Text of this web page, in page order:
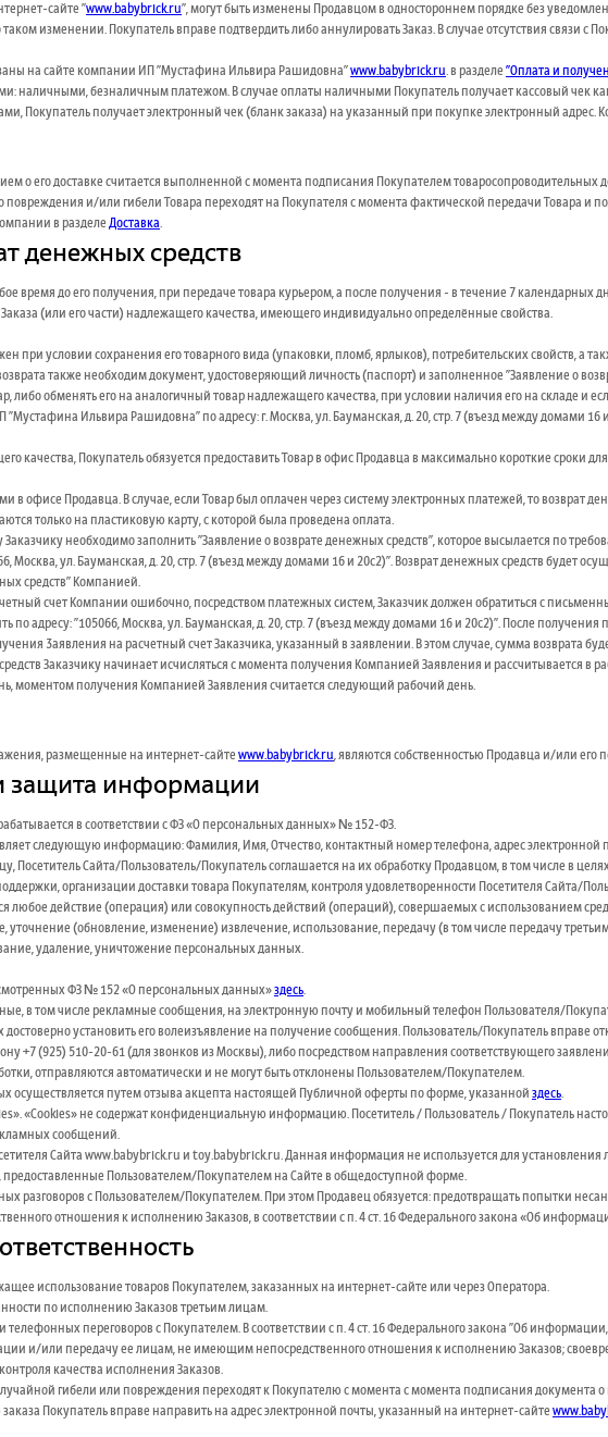
сайте "www.babybrick.ru", могут быть изменены Продавцом в одностороннем порядке без
изменении. Покупатель вправе подтвердить либо аннулировать Заказ. В случае отсутствия связи
на сайте компании ИП "Мустафина Ильвира Рашидовна"www.babybrick.ru. в разделе "Оплата и
наличными, безналичным платежом. В случае оплаты наличными Покупатель получает кассовый чек
Покупатель получает электронный чек (бланк заказа) на указанный при покупке электронный адрес.
о его доставке считается выполненной с момента подписания Покупателем товаросопроводительных
повреждения и/или гибели Товара переходят на Покупателя с момента фактической передачи Товара
в разделе Доставка.
денежных средств
время до его получения, при передаче товара курьером, а после получения - в течение 7
Заказа (или его части) надлежащего качества, имеющего индивидуально определённые свойства.
при условии сохранения его товарного вида (упаковки, пломб, ярлыков), потребительских свойств, а
также необходим документ, удостоверяющий личность (паспорт) и заполненное "Заявление о
либо обменять его на аналогичный товар надлежащего качества, при условии наличия его на складе и
Ильвира Рашидовна" по адресу: г. Москва, ул. Бауманская, д. 20, стр. 7 (въезд между домами
качества, Покупатель обязуется предоставить Товар в офис Продавца в максимально короткие сроки
в офисе Продавца. В случае, если Товар был оплачен через систему электронных платежей, то возврат
только на пластиковую карту, с которой была проведена оплата.
необходимо заполнить "Заявление о возврате денежных средств", которое высылается по
Москва, ул. Бауманская, д. 20, стр. 7 (въезд между домами 16 и 20с2)". Возврат денежных средств будет
средств" Компанией.
счет Компании ошибочно, посредством платежных систем, Заказчик должен обратиться с
по адресу: "105066, Москва, ул. Бауманская, д. 20, стр. 7 (въезд между домами 16 и 20с2)". После
3аявления на расчетный счет Заказчика, указанный в заявлении. В этом случае, сумма возврата
Заказчику начинает исчисляться с момента получения Компанией Заявления и рассчитывается
моментом получения Компанией Заявления считается следующий рабочий день.
размещенные на интернет-сайте www.babybrick.ru, являются собственностью Продавца и/или его
защита информации
в соответствии с ФЗ «О персональных данных» № 152-ФЗ.
следующую информацию: Фамилия, Имя, Отчество, контактный номер телефона, адрес электронной
Посетитель Сайта/Пользователь/Покупатель соглашается на их обработку Продавцом, в том числе в
организации доставки товара Покупателям, контроля удовлетворенности Посетителя Сайта/
любое действие (операция) или совокупность действий (операций), совершаемых с использованием
уточнение (обновление, изменение) извлечение, использование, передачу (в том числе передачу
удаление, уничтожение персональных данных.
ФЗ № 152 «О персональных данных»здесь.
в том числе рекламные сообщения, на электронную почту и мобильный телефон Пользователя/
установить его волеизъявление на получение сообщения. Пользователь/Покупатель вправе
+7 (925) 510-20-61 (для звонков из Москвы), либо посредством направления соответствующего
отправляются автоматически и не могут быть отклонены Пользователем/Покупателем.
осуществляется путем отзыва акцепта настоящей Публичной оферты по форме, указанной здесь.
«Cookies» не содержат конфиденциальную информацию. Посетитель / Пользователь / Покупатель
сообщений.
Сайта www.babybrick.ru и toy.babybrick.ru. Данная информация не используется для установления
предоставленные Пользователем/Покупателем на Сайте в общедоступной форме.
разговоров с Пользователем/Покупателем. При этом Продавец обязуется: предотвращать попытки
отношения к исполнению Заказов, в соответствии с п. 4 ст. 16 Федерального закона «Об
использование товаров Покупателем, заказанных на интернет-сайте или через Оператора.
по исполнению Заказов третьим лицам.
телефонных переговоров с Покупателем. В соответствии с п. 4 ст. 16 Федерального закона "Об
и/или передачу ее лицам, не имеющим непосредственного отношения к исполнению Заказов;
качества исполнения Заказов.
случайной гибели или повреждения переходят к Покупателю с момента с момента подписания документа
Покупатель вправе направить на адрес электронной почты, указанный на интернет-сайте